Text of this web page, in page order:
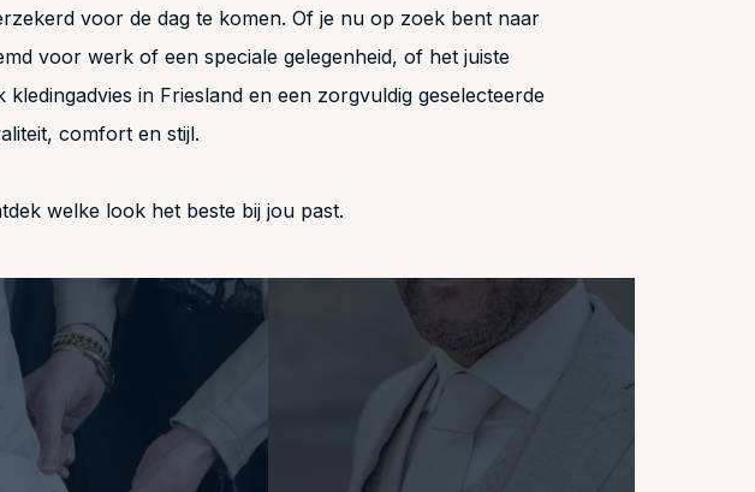
voor de dag te komen. Of je nu op zoek bent naar
voor werk of een speciale gelegenheid, of het juiste
in Friesland en een zorgvuldig geselecteerde
comfort en stijl.
welke look het beste bij jou past.